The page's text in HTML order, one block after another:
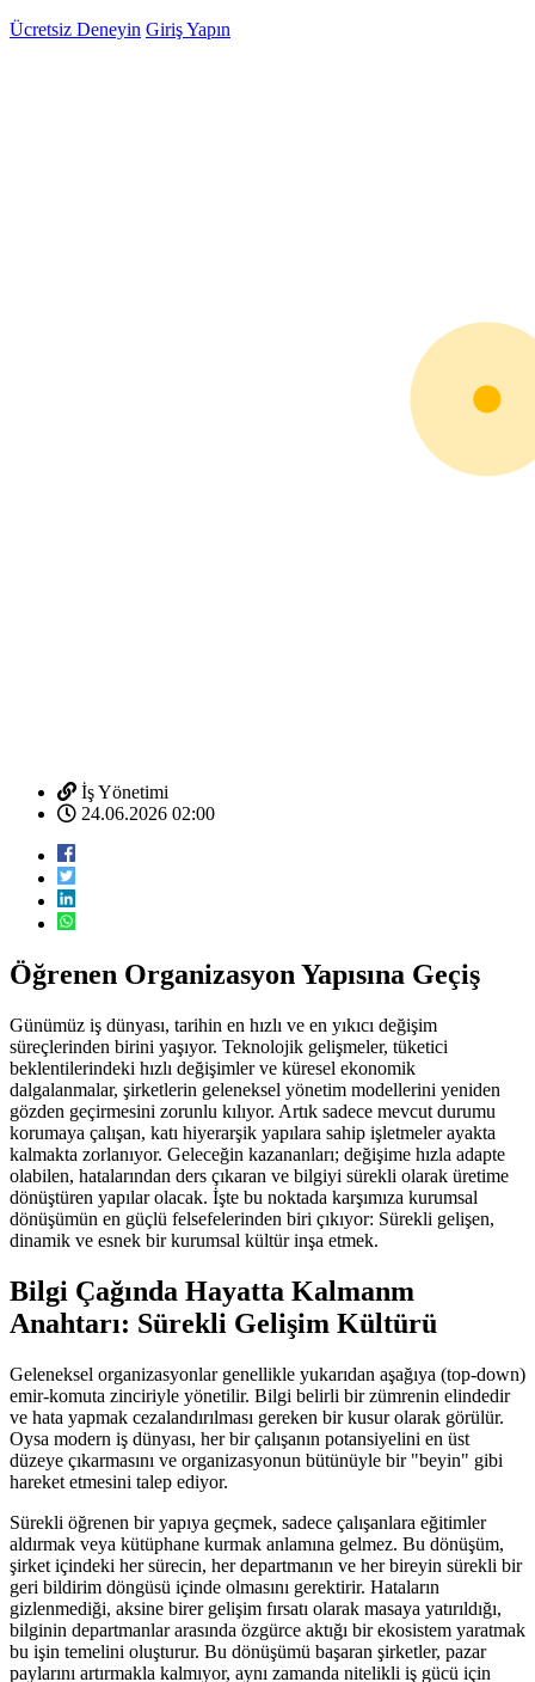
Ücretsiz Deneyin Giriş Yapın
İş Yönetimi
24.06.2026 02:00
Öğrenen Organizasyon Yapısına Geçiş
Günümüz iş dünyası, tarihin en hızlı ve en yıkıcı değişim
süreçlerinden birini yaşıyor. Teknolojik gelişmeler, tüketici
beklentilerindeki hızlı değişimler ve küresel ekonomik
dalgalanmalar, şirketlerin geleneksel yönetim modellerini yeniden
gözden geçirmesini zorunlu kılıyor. Artık sadece mevcut durumu
korumaya çalışan, katı hiyerarşik yapılara sahip işletmeler ayakta
kalmakta zorlanıyor. Geleceğin kazananları; değişime hızla adapte
olabilen, hatalarından ders çıkaran ve bilgiyi sürekli olarak üretime
dönüştüren yapılar olacak. İşte bu noktada karşımıza kurumsal
dönüşümün en güçlü felsefelerinden biri çıkıyor: Sürekli gelişen,
dinamik ve esnek bir kurumsal kültür inşa etmek.
Bilgi Çağında Hayatta Kalmanm
Anahtarı: Sürekli Gelişim Kültürü
Geleneksel organizasyonlar genellikle yukarıdan aşağıya (top-down)
emir-komuta zinciriyle yönetilir. Bilgi belirli bir zümrenin elindedir
ve hata yapmak cezalandırılması gereken bir kusur olarak görülür.
Oysa modern iş dünyası, her bir çalışanın potansiyelini en üst
düzeye çıkarmasını ve organizasyonun bütünüyle bir "beyin" gibi
hareket etmesini talep ediyor.
Sürekli öğrenen bir yapıya geçmek, sadece çalışanlara eğitimler
aldırmak veya kütüphane kurmak anlamına gelmez. Bu dönüşüm,
şirket içindeki her sürecin, her departmanın ve her bireyin sürekli bir
geri bildirim döngüsü içinde olmasını gerektirir. Hataların
gizlenmediği, aksine birer gelişim fırsatı olarak masaya yatırıldığı,
bilginin departmanlar arasında özgürce aktığı bir ekosistem yaratmak
bu işin temelini oluşturur. Bu dönüşümü başaran şirketler, pazar
paylarını artırmakla kalmıyor, aynı zamanda nitelikli iş gücü için